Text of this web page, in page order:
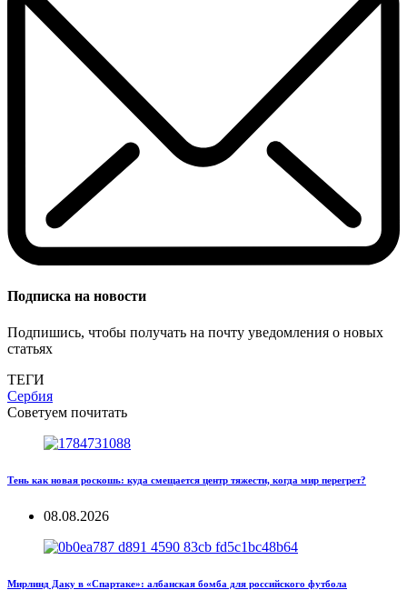
Подписка на новости
Подпишись, чтобы получать на почту уведомления о новых
статьях
ТЕГИ
Сербия
Советуем почитать
Тень как новая роскошь: куда смещается центр тяжести, когда мир перегрет?
08.08.2026
Мирлинд Даку в «Спартаке»: албанская бомба для российского футбола